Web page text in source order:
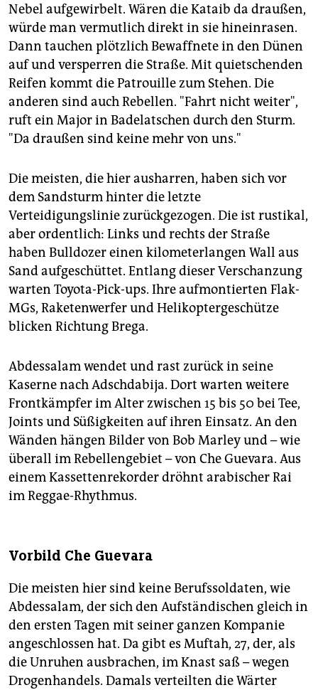
Nebel aufgewirbelt. Wären die Kataib da draußen,
würde man vermutlich direkt in sie hineinrasen.
Dann tauchen plötzlich Bewaffnete in den Dünen
auf und versperren die Straße. Mit quietschenden
Reifen kommt die Patrouille zum Stehen. Die
anderen sind auch Rebellen. "Fahrt nicht weiter",
ruft ein Major in Badelatschen durch den Sturm.
"Da draußen sind keine mehr von uns."
Die meisten, die hier ausharren, haben sich vor
dem Sandsturm hinter die letzte
Verteidigungslinie zurückgezogen. Die ist rustikal,
aber ordentlich: Links und rechts der Straße
haben Bulldozer einen kilometerlangen Wall aus
Sand aufgeschüttet. Entlang dieser Verschanzung
warten Toyota-Pick-ups. Ihre aufmontierten Flak-
MGs, Raketenwerfer und Helikoptergeschütze
blicken Richtung Brega.
Abdessalam wendet und rast zurück in seine
Kaserne nach Adschdabija. Dort warten weitere
Frontkämpfer im Alter zwischen 15 bis 50 bei Tee,
Joints und Süßigkeiten auf ihren Einsatz. An den
Wänden hängen Bilder von Bob Marley und – wie
überall im Rebellengebiet – von Che Guevara. Aus
einem Kassettenrekorder dröhnt arabischer Rai
im Reggae-Rhythmus.
Vorbild Che Guevara
Die meisten hier sind keine Berufssoldaten, wie
Abdessalam, der sich den Aufständischen gleich in
den ersten Tagen mit seiner ganzen Kompanie
angeschlossen hat. Da gibt es Muftah, 27, der, als
die Unruhen ausbrachen, im Knast saß – wegen
Drogenhandels. Damals verteilten die Wärter